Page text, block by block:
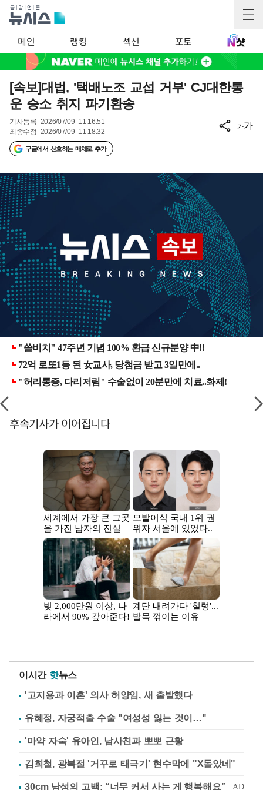
메인 랭킹 섹션 포토
[속보]대법, '택배노조 교섭 거부' CJ대한통
운 승소 취지 파기환송
기사등록 2026/07/09 11:16:51
최종수정 2026/07/09 11:18:32
구글에서 선호하는 매체로 추가
가가
후속기사가 이어집니다
이시간 핫뉴스
'고지용과 이혼' 의사 허양임, 새 출발했다
유혜정, 자궁적출 수술 "여성성 잃는 것이…"
'마약 자숙' 유아인, 남사친과 뽀뽀 근황
김희철, 광복절 '거꾸로 태극기' 현수막에 "X돌았네"